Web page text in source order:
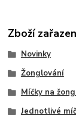
Zboží
Novinky
Žonglování
Míčky na
Jednotlivé